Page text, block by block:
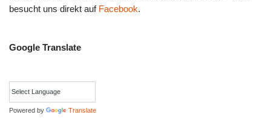
besucht uns direkt auf Facebook.
Google Translate
Powered by Translate